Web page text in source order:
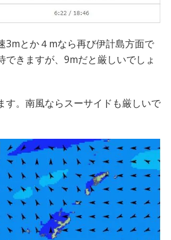
3mとか４mなら再び伊計島方面で
できますが、9mだと厳しいでしょ
す。南風ならスーサイドも厳しいで